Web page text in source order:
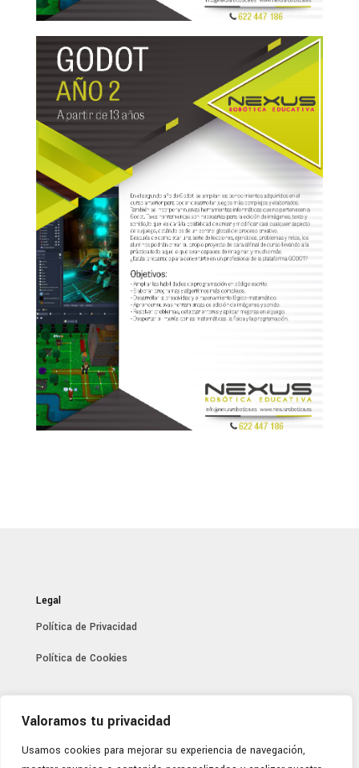
Valoramos tu privacidad
Usamos cookies para mejorar su experiencia de navegación,
Godot 1
Legal
Política de Privacidad
Política de Cookies
Trabaja con nosotros